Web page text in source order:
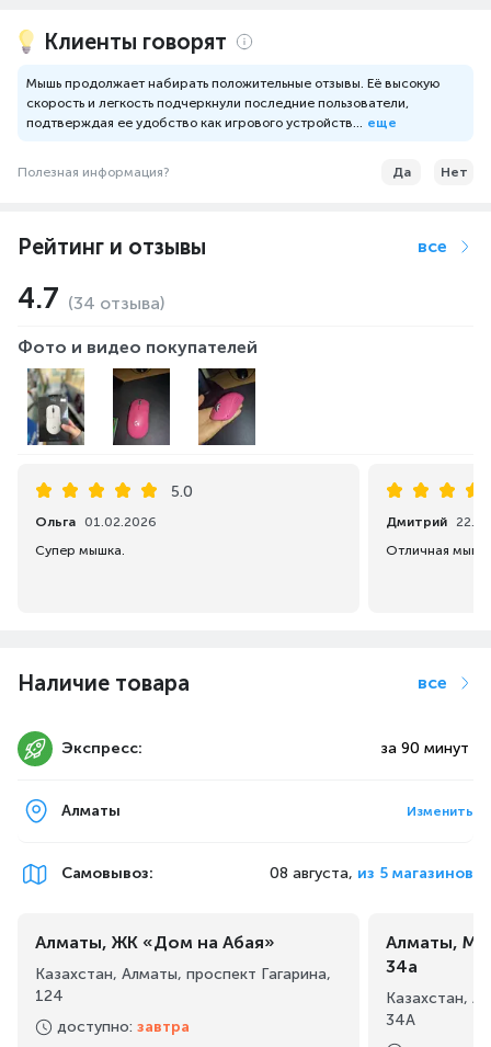
Клиенты говорят
Мышь продолжает набирать положительные отзывы. Её высокую
скорость и легкость подчеркнули последние пользователи,
подтверждая ее удобство как игрового устройств... еще
Полезная информация? Да Нет
Рейтинг и отзывы все
4.7 (34 отзыва)
Фото и видео покупателей
5.0
Ольга 01.02.2026
Супер мышка.
Дмитрий
Отличная
Наличие товара все
Экспресс: за 90 минут
Алматы Изменить
Самовывоз: 08 августа, из 5 магазинов
Алматы, ЖК «Дом на Абая»
Казахстан, Алматы, проспект Гагарина,
124
доступно: завтра
Алматы,
34а
Казахстан,
34А